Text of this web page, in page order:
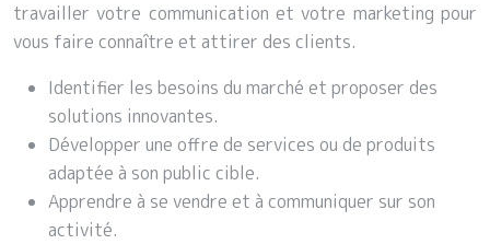
travailler votre communication et votre marketing pour
vous faire connaître et attirer des clients.
Identifier les besoins du marché et proposer des
solutions innovantes.
Développer une offre de services ou de produits
adaptée à son public cible.
Apprendre à se vendre et à communiquer sur son
activité.